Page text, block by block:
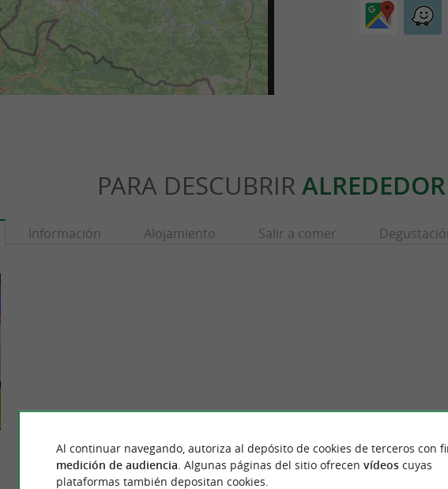
PARA DESCUBRIR ALREDEDOR
Información Alojamiento Salir a comer
Taller de fabricación de boinas vascas: Visita y tienda en la
fábrica Fabricantes de boinas desde hace más de 10 ...
Entre leyendas e historias, siguiendo los
Quetzalcóatl, ¡reviva la conquista de las ...
Al continuar navegando, autoriza al depósito de cookies de terceros con
medición de audiencia . Algunas páginas del sitio ofrecen vídeoscuyas
plataformas también depositan cookies.